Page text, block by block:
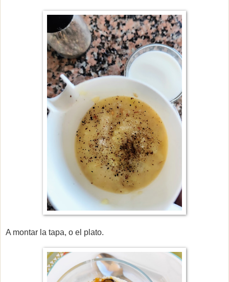
A montar la tapa, o el plato.